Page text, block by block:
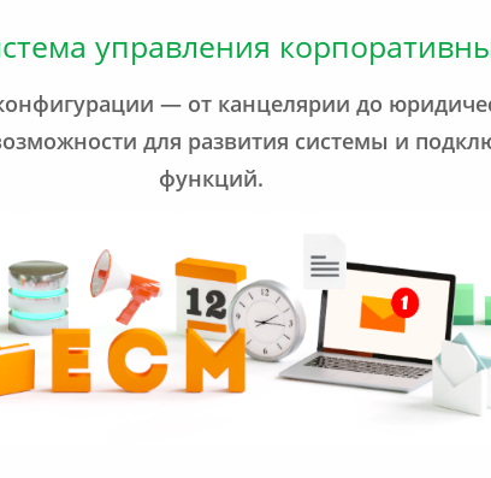
управления
— от канцелярии до
для развития системы и
функций.